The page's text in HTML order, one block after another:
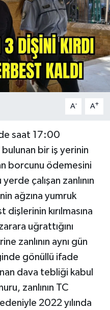
A- A+
saat 17:00
bir iş yerinin
borcunu ödemesini
çalışan zanlının
ağzına yumruk
kırılmasına
uğrattığını
zanlının aynı gün
gönüllü ifade
dava tebliği kabul
zanlının TC
2022 yılında